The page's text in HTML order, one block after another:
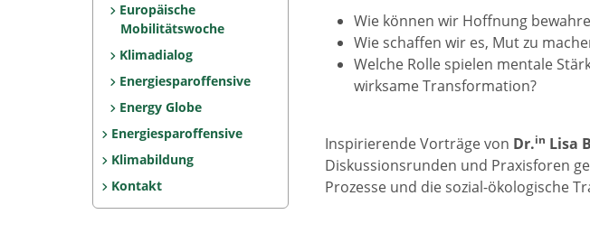
Europäische
Mobilitätswoche
Klimadialog
Energiesparoffensive
Energy Globe
Energiesparoffensive
Klimabildung
Kontakt
Wie können wir Hoffnung
Wie schaffen wir es, Mut zu
Welche Rolle spielen mentale
wirksame Transformation?
Inspirierende Vorträge von Dr.in Lisa
Diskussionsrunden und Praxisforen
Prozesse und die sozial-ökologische